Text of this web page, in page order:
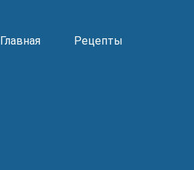
Главная Рецепты